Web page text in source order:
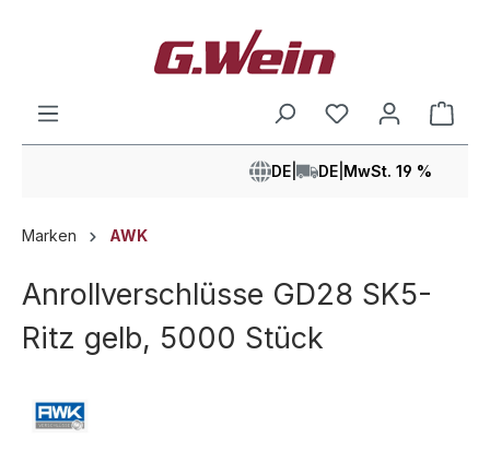
DE DE MwSt. 19 %
Marken AWK
Anrollverschlüsse GD28 SK5-
Ritz gelb, 5000 Stück